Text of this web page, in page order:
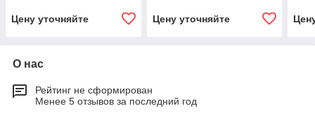
Цену уточняйте Цену уточняйте
О нас
Рейтинг не сформирован
Менее 5 отзывов за последний год